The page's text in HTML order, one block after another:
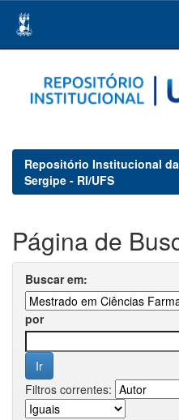
navigation
Repositório Institucional
Sergipe - RI/UFS
Página de
Buscar em:
por
Filtros correntes: